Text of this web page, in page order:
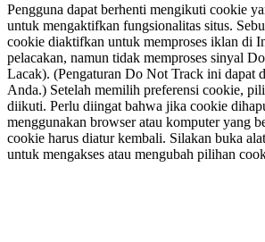
Pengguna dapat berhenti mengikuti cookie
untuk mengaktifkan fungsionalitas situs.
cookie diaktifkan untuk memproses iklan di
pelacakan, namun tidak memproses sinyal
Lacak). (Pengaturan Do Not Track ini dapat
Anda.) Setelah memilih preferensi cookie,
diikuti. Perlu diingat bahwa jika cookie
menggunakan browser atau komputer yang
cookie harus diatur kembali. Silakan buka
untuk mengakses atau mengubah pilihan